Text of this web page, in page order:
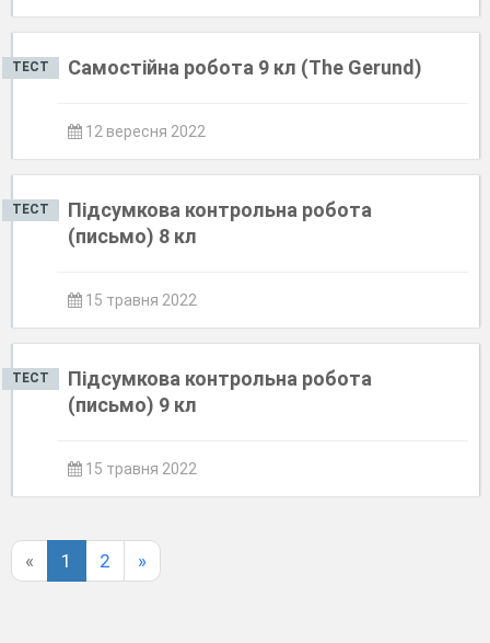
ТЕСТ Самостійна робота 9 кл (The Gerund)
12 вересня 2022
ТЕСТ
Підсумкова контрольна робота
(письмо) 8 кл
15 травня 2022
ТЕСТ
Підсумкова контрольна робота
(письмо) 9 кл
15 травня 2022
« 1 2 »